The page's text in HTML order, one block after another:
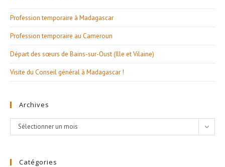
Profession temporaire à Madagascar
Profession temporaire au Cameroun
Départ des sœurs de Bains-sur-Oust (Ille et Vilaine)
Visite du Conseil général à Madagascar !
Archives
Archives
Sélectionner un mois
Catégories